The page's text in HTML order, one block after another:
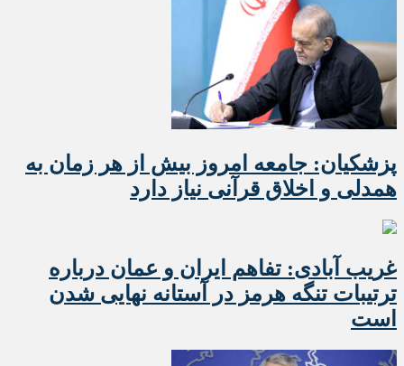
پزشکیان: جامعه امروز بیش از هر زمان به
همدلی و اخلاق قرآنی نیاز دارد
غریب آبادی: تفاهم ایران و عمان درباره
ترتیبات تنگه هرمز در آستانه نهایی شدن
است